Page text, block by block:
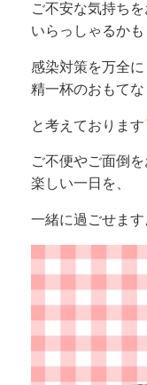
ご不安な気持ち
いらっしゃるかも
感染対策を万全に
精一杯のおもてな
と考えております
ご不便やご面倒
楽しい一日を、
一緒に過ごせます